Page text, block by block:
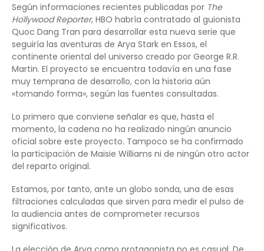
Según informaciones recientes publicadas por The
Hollywood Reporter, HBO habría contratado al guionista
Quoc Dang Tran para desarrollar esta nueva serie que
seguiría las aventuras de Arya Stark en Essos, el
continente oriental del universo creado por George R.R.
Martin. El proyecto se encuentra todavía en una fase
muy temprana de desarrollo, con la historia aún
«tomando forma», según las fuentes consultadas.
Lo primero que conviene señalar es que, hasta el
momento, la cadena no ha realizado ningún anuncio
oficial sobre este proyecto. Tampoco se ha confirmado
la participación de Maisie Williams ni de ningún otro actor
del reparto original.
Estamos, por tanto, ante un globo sonda, una de esas
filtraciones calculadas que sirven para medir el pulso de
la audiencia antes de comprometer recursos
significativos.